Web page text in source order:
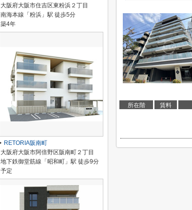
所在階 賃料
大阪府大阪市住吉区東粉浜２丁目
南海本線「粉浜」駅 徒歩5分
築4年
RETORIA阪南町
大阪府大阪市阿倍野区阪南町２丁目
地下鉄御堂筋線「昭和町」駅 徒歩9分
予定